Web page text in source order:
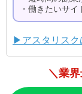
・働きたいサ
▶アスタリスク
＼業